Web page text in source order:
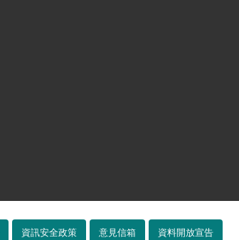
資訊安全政策 意見信箱 資料開放宣告